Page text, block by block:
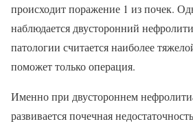
происходит поражение 1 из почек.
наблюдается двусторонний
патологии считается наиболее
поможет только операция.
Именно при двустороннем
развивается почечная